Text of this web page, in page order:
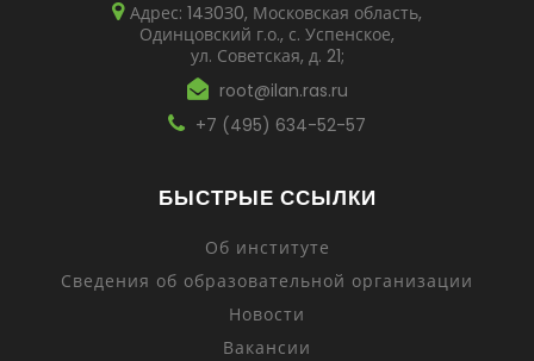
Адрес: 14З0З0, Московская область,
Одинцовский г.о., с. Успенское,
ул. Советская, д. 21;
root@ilan.ras.ru
+7 (495) 634-52-57
БЫСТРЫЕ ССЫЛКИ
Об институте
Сведения об образовательной организации
Новости
Вакансии